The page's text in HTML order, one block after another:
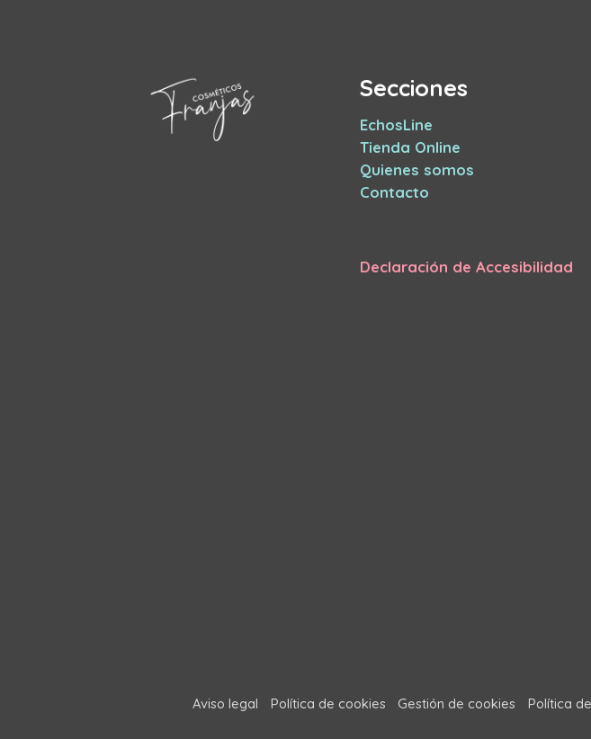
Secciones
EchosLine
Tienda Online
Quienes somos
Contacto
Declaración de Accesibilidad
Aviso legal Política de cookies Gestión de cookies Política